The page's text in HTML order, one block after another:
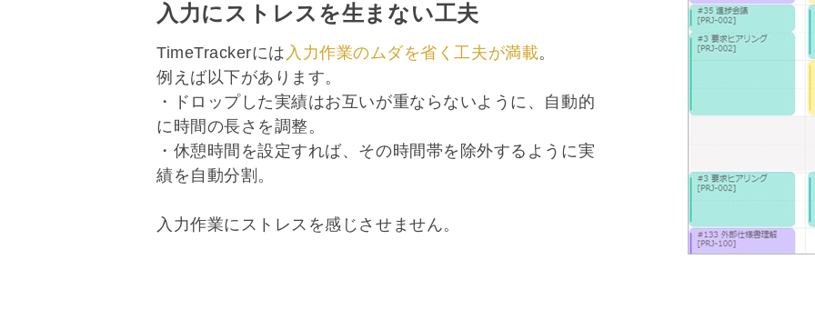
入力にストレスを生まない工夫
TimeTrackerには 入力作業のムダを省く工夫が満載。
例えば以下があります。
・ドロップした実績はお互いが重ならないように、自動的
に時間の長さを調整。
・休憩時間を設定すれば、その時間帯を除外するように実
績を自動分割。
入力作業にストレスを感じさせません。